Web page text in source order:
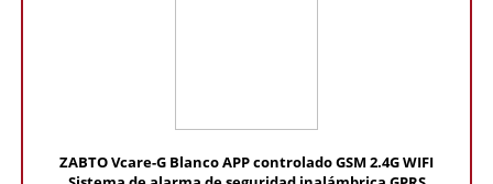
ZABTO Vcare-G Blanco APP controlado GSM 2.4G WIFI